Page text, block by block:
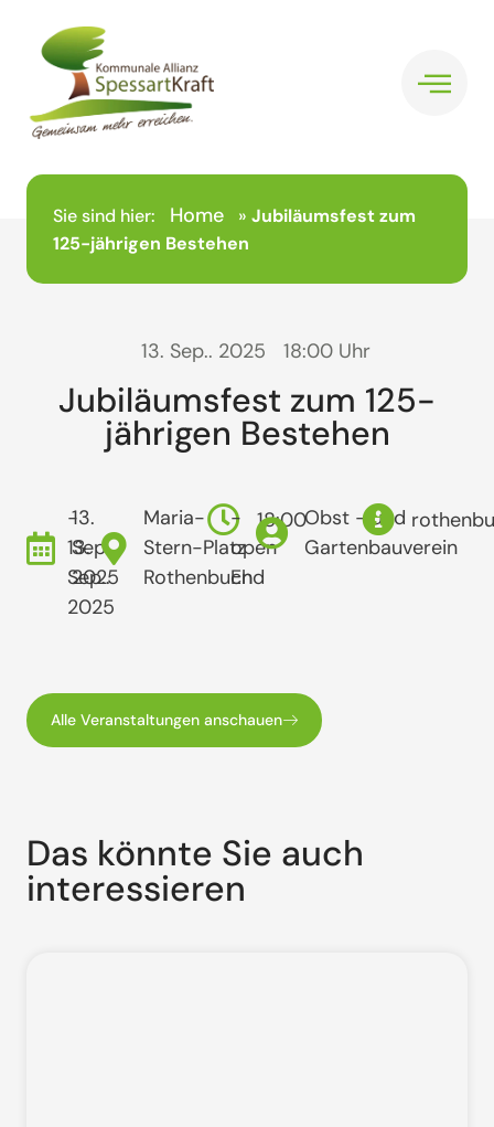
Sie sind hier: Home » Jubiläumsfest zum
125-jährigen Bestehen
13. Sep.. 2025 18:00 Uhr
Jubiläumsfest zum 125-
jährigen Bestehen
13.
Sep..
2025
-
13.
Sep..
2025
Maria-
Stern-Platz
Rothenbuch
18:00
-
open
End
Obst - und
Gartenbauverein
Alle Veranstaltungen anschauen
Das könnte Sie auch
interessieren